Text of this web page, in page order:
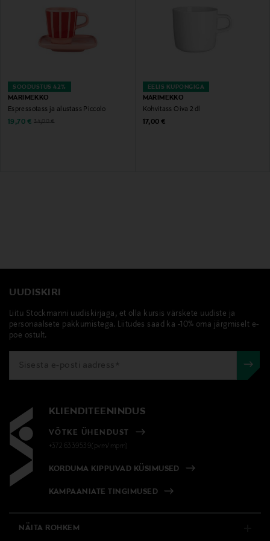
SOODUSTUS 42%
MARIMEKKO
Espressotass ja alustass Piccolo
Discounted Price
19,70 € Original Price
34,00 €
EELIS KUPONGIGA
MARIMEKKO
Kohvitass Oiva 2 dl
Original Price
17,00 €
UUDISKIRI
Liitu Stockmanni uudiskirjaga, et olla kursis värskete uudiste ja
personaalsete pakkumistega. Liitudes saad ka -10% oma järgmiselt e-
poe ostult.
KLIENDITEENINDUS
VÕTKE ÜHENDUST
+372 6339539(pvm/mpm)
KORDUMA KIPPUVAD KÜSIMUSED
KAMPAANIATE TINGIMUSED
NÄITA ROHKEM